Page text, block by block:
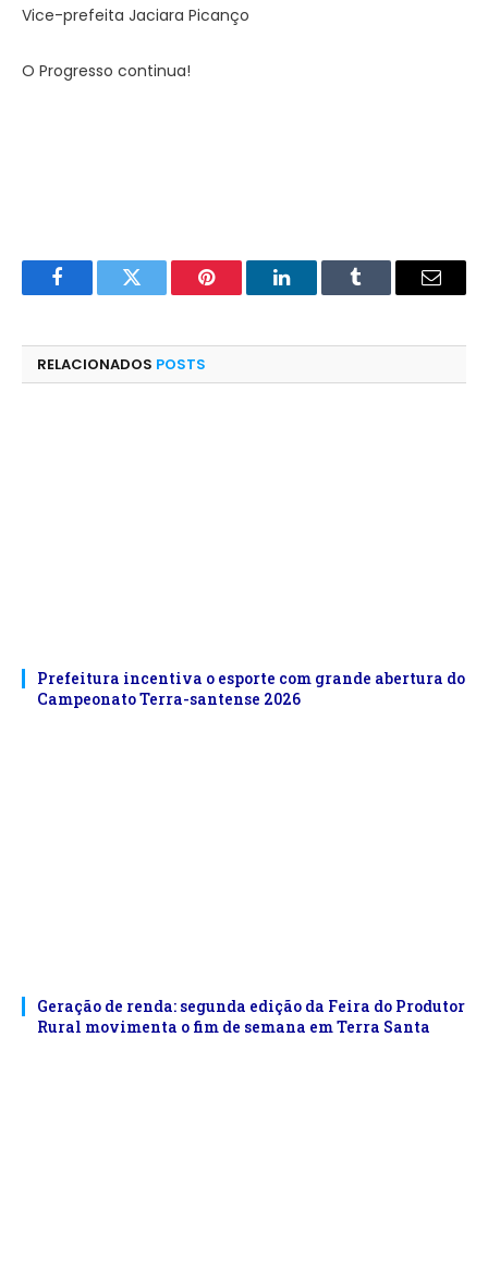
Vice-prefeita Jaciara Picanço
O Progresso continua!
FacebookTwitter Pinterest LinkedInTumblr
E-
RELACIONADOS POSTS
Prefeitura incentiva o esporte com grande abertura do
Campeonato Terra-santense 2026
Geração de renda: segunda edição da Feira do Produtor
Rural movimenta o fim de semana em Terra Santa